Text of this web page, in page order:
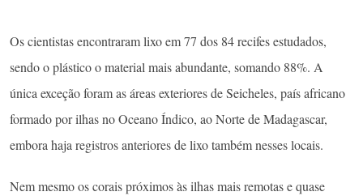
Os cientistas encontraram lixo em 77 dos 84 recifes estudados,
sendo o plástico o material mais abundante, somando 88%. A
única exceção foram as áreas exteriores de Seicheles, país africano
formado por ilhas no Oceano Índico, ao Norte de Madagascar,
embora haja registros anteriores de lixo também nesses locais.
Nem mesmo os corais próximos às ilhas mais remotas e quase